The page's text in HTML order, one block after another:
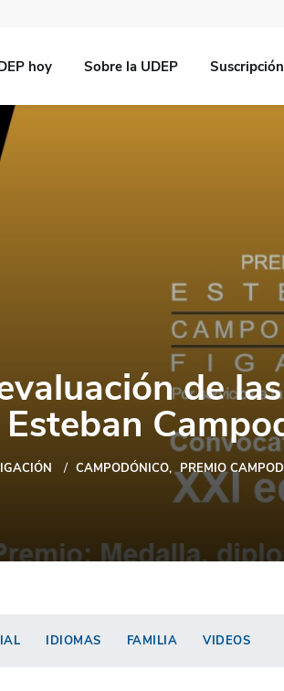
hoy Sobre la UDEP Suscripción
de las
CAMPODÓNICO PREMIO
IDIOMAS FAMILIA VIDEOS